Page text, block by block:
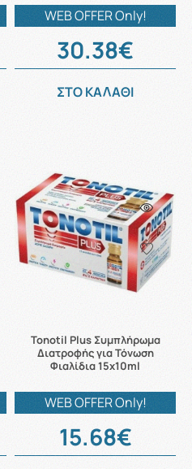
WEB OFFER Only!
30.38€
ΣΤΟ ΚΑΛΑΘΙ
Tonotil Plus Συμπλήρωμα
Διατροφής για Τόνωση
Φιαλίδια 15x10ml
WEB OFFER Only!
15.68€